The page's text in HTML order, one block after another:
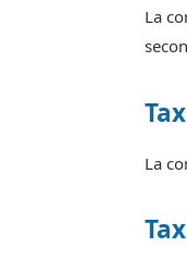
La
La